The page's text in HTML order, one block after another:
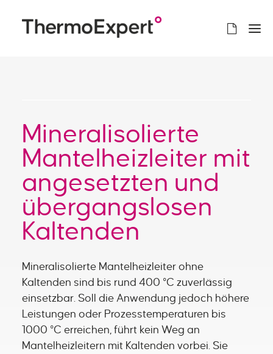
Mineralisolierte
Mantelheizleiter mit
angesetzten und
übergangslosen
Kaltenden
Mineralisolierte Mantelheizleiter ohne
Kaltenden sind bis rund 400 °C zuverlässig
einsetzbar. Soll die Anwendung jedoch höhere
Leistungen oder Prozesstemperaturen bis
1000 °C erreichen, führt kein Weg an
Mantelheizleitern mit Kaltenden vorbei. Sie